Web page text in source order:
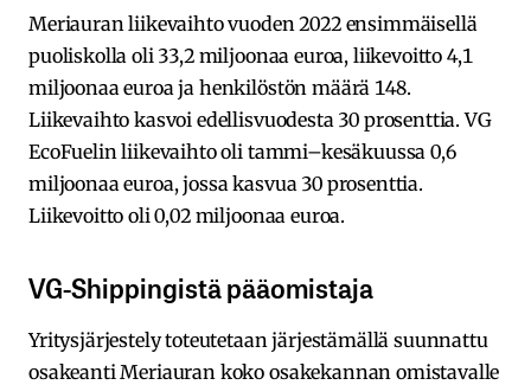
Meriauran liikevaihto vuoden 2022 ensimmäisellä
puoliskolla oli 33,2 miljoonaa euroa, liikevoitto 4,1
miljoonaa euroa ja henkilöstön määrä 148.
Liikevaihto kasvoi edellisvuodesta 30 prosenttia. VG
EcoFuelin liikevaihto oli tammi–kesäkuussa 0,6
miljoonaa euroa, jossa kasvua 30 prosenttia.
Liikevoitto oli 0,02 miljoonaa euroa.
VG-Shippingistä pääomistaja
Yritysjärjestely toteutetaan järjestämällä suunnattu
osakeanti Meriauran koko osakekannan omistavalle